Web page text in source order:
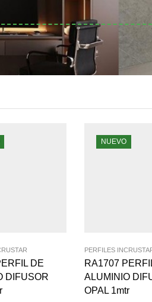
DE
DIFUSOR
NUEVO
PERFILES
RA1707
ALUMINIO
OPAL 1mtr